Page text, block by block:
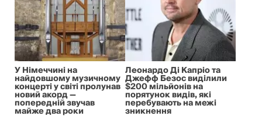
У Німеччині на
найдовшому музичному
концерті у світі пролунав
новий акорд —
попередній звучав
майже два роки
Леонардо Ді Капріо та
Джефф Безос виділили
$200 мільйонів на
порятунок видів, які
перебувають на межі
зникнення